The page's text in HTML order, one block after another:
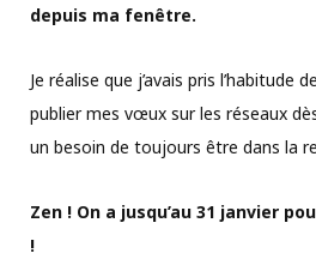
depuis ma fenêtre.
Je réalise que j’avais pris l’habitude
publier mes vœux sur les réseaux
un besoin de toujours être dans la
Zen ! On a jusqu’au 31 janvier
!